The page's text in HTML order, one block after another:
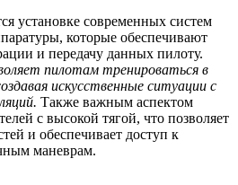
установке современных систем
которые обеспечивают
и передачу данных пилоту.
пилотам тренироваться в
искусственные ситуации с
Также важным аспектом
с высокой тягой, что позволяет
и обеспечивает доступ к
маневрам.